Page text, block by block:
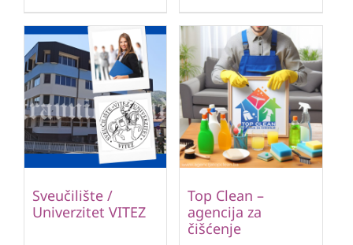
Sveučilište /
Univerzitet VITEZ
Top Clean –
agencija za
čišćenje